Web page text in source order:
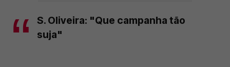
S. Oliveira: "Que campanha tão
suja"